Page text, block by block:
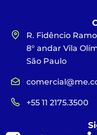
R. Fidêncio
8° andar Vila
São Paulo
+55 11 2175.3500